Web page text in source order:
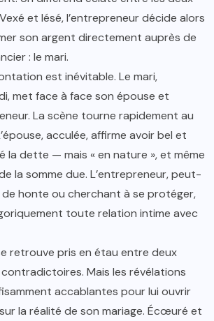
et lésé, l’entrepreneur décide alors
son argent directement auprès de
: le mari.
est inévitable. Le mari,
met face à face son épouse et
La scène tourne rapidement au
acculée, affirme avoir bel et
la dette — mais « en nature », et même
la somme due. L’entrepreneur, peut-
honte ou cherchant à se protéger,
toute relation intime avec
retrouve pris en étau entre deux
Mais les révélations
accablantes pour lui ouvrir
la réalité de son mariage. Écœuré et